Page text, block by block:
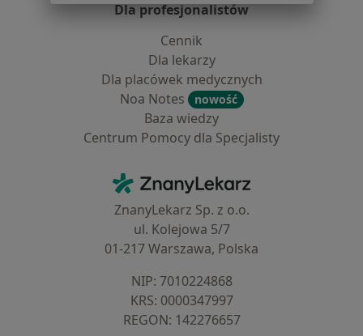
Dla profesjonalistów
Cennik
Dla lekarzy
Dla placówek medycznych
Noa Notes
nowość
Baza wiedzy
Centrum Pomocy dla Specjalisty
ZnanyLekarz - Strona główna
ZnanyLekarz Sp. z o.o.
ul. Kolejowa 5/7
01-217 Warszawa, Polska
NIP: ⁠7010224868
KRS: ⁠0000347997
REGON: ⁠142276657